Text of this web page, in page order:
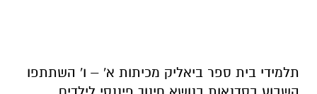
תלמידי בית ספר ביאליק מכיתות א' – ו' השתתפו